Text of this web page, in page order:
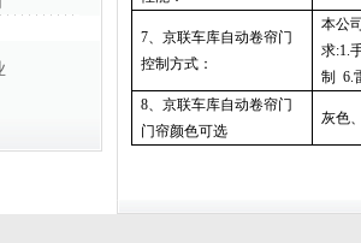
7、京联车库自动卷帘门
控制方式：
本公
求:1.
制6.
8、京联车库自动卷帘门
门帘颜色可选
灰色